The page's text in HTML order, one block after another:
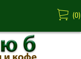
(0)